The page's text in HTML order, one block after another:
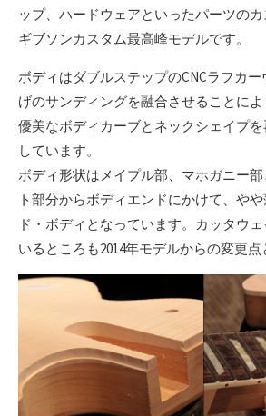
ップ、ハードウェアといったパーツの
ギブソンカスタム最高峰モデルです。
ボディはダブルステップのCNCラフカ
げのサンディングを融合させることに
優美なボディカーブとネックシェイプ
しています。
ボディ形状はメイプル部、マホガニー
ト部分からボディエンドにかけて、や
ド・ボディとなっています。カッタウ
いるところも2014年モデルからの変更点